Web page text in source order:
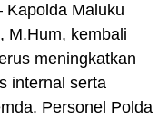
Kapolda Maluku
M.Hum, kembali
meningkatkan
internal serta
Personel Polda